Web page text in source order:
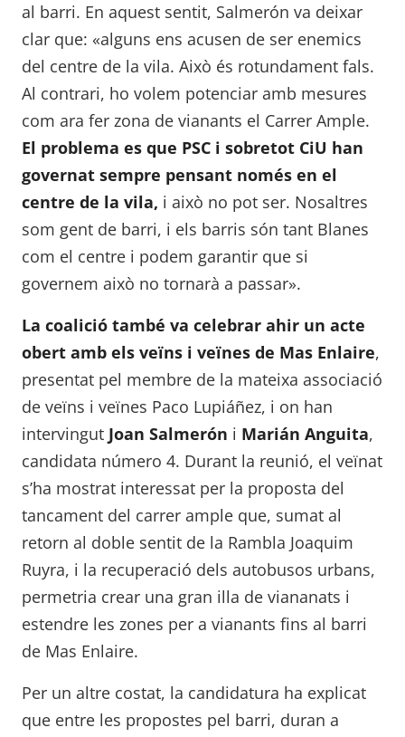
al barri. En aquest sentit, Salmerón va deixar
clar que: «alguns ens acusen de ser enemics
del centre de la vila. Això és rotundament fals.
Al contrari, ho volem potenciar amb mesures
com ara fer zona de vianants el Carrer Ample.
El problema es que PSC i sobretot CiU han
governat sempre pensant només en el
centre de la vila, i això no pot ser. Nosaltres
som gent de barri, i els barris són tant Blanes
com el centre i podem garantir que si
governem això no tornarà a passar».
La coalició també va celebrar ahir un acte
obert amb els veïns i veïnes de Mas Enlaire,
presentat pel membre de la mateixa associació
de veïns i veïnes Paco Lupiáñez, i on han
intervingut Joan Salmerón i Marián Anguita,
candidata número 4. Durant la reunió, el veïnat
s’ha mostrat interessat per la proposta del
tancament del carrer ample que, sumat al
retorn al doble sentit de la Rambla Joaquim
Ruyra, i la recuperació dels autobusos urbans,
permetria crear una gran illa de viananats i
estendre les zones per a vianants fins al barri
de Mas Enlaire.
Per un altre costat, la candidatura ha explicat
que entre les propostes pel barri, duran a